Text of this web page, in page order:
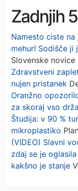
Zadnjih
Namesto ciste
mehur! Sodišče
Slovenske novice
Zdravstveni
nujen pristanek
Oranžno
za skoraj vso
Študija: v 90 %
mikroplastiko
(VIDEO) Slavni
zdaj se je
kakšno je stanje